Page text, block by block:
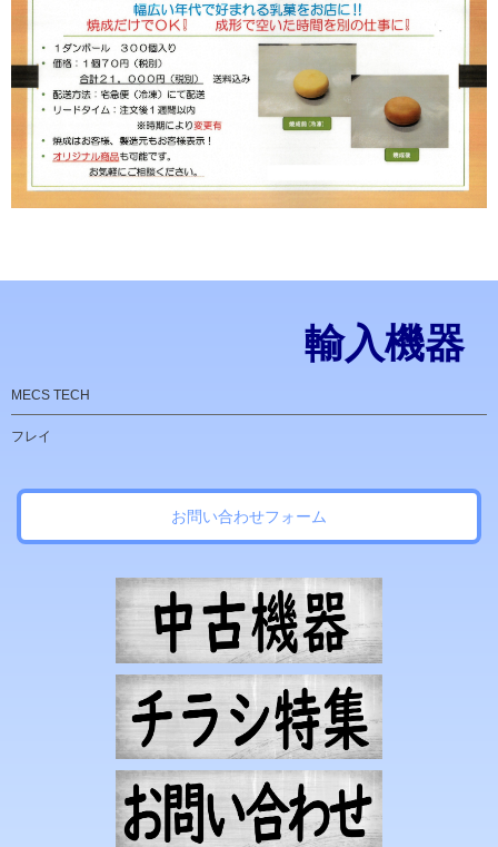
輸入機器
MECS TECH
フレイ
お問い合わせフォーム